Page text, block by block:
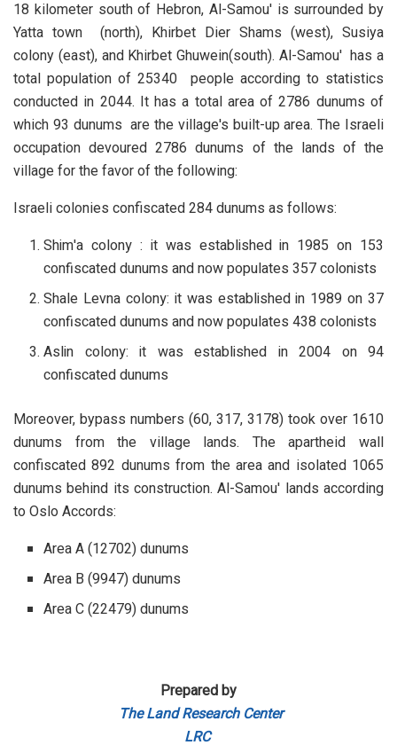
18 kilometer south of Hebron, Al-Samou' is surrounded by
Yatta town (north), Khirbet Dier Shams (west), Susiya
colony (east), and Khirbet Ghuwein(south). Al-Samou' has a
total population of 25340 people according to statistics
conducted in 2044. It has a total area of 2786 dunums of
which 93 dunums are the village's built-up area. The Israeli
occupation devoured2786 dunums of the lands of the
village for the favor of the following:
Israeli colonies confiscated 284 dunums as follows:
Shim'a colony : it was established in 1985 on 153
confiscated dunums and now populates 357 colonists
Shale Levna colony: it was established in 1989 on 37
confiscated dunums and now populates 438 colonists
Aslin colony: it was established in 2004 on 94
confiscated dunums
Moreover, bypass numbers (60, 317, 3178) took over 1610
dunums from the village lands. The apartheid wall
confiscated 892 dunums from the area and isolated 1065
dunums behind its construction. Al-Samou' lands according
to Oslo Accords:
Area A (12702) dunums
Area B (9947) dunums
Area C (22479) dunums
Prepared by
The Land Research Center
LRC